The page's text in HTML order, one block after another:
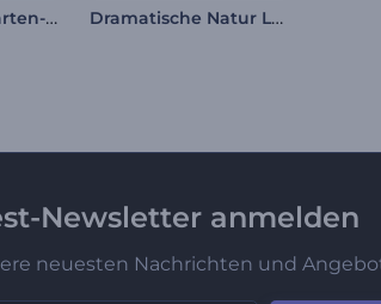
Valentinstagskarten-Opener Dramatische Natur Logo
Newsletter anmelden
neuesten Nachrichten und